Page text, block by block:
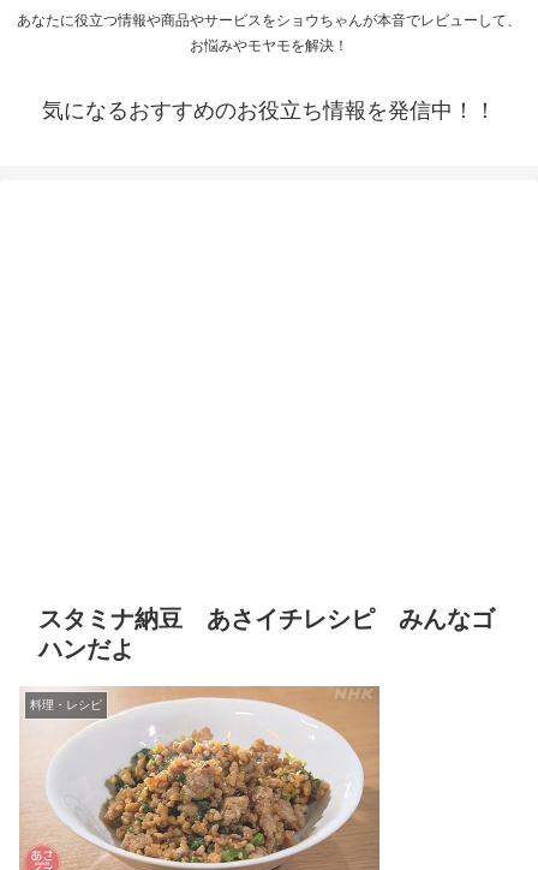
あなたに役立つ情報や商品やサービスをショウちゃんが本音でレビューして、
お悩みやモヤモを解決！
気になるおすすめのお役立ち情報を発信中！！
スタミナ納豆 あさイチレシピ みんなゴ
ハンだよ
料理・レシピ